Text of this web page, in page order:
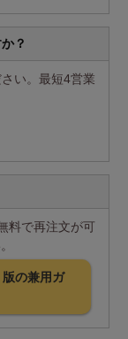
？
い。最短4営業
料で再注文が可
の兼用ガ